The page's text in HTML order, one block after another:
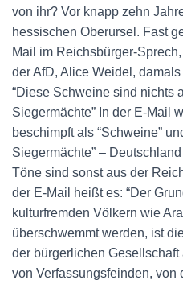
von ihr? Vor knapp zehn
hessischen Oberursel. Fast
Mail im Reichsbürger-
der AfD, Alice Weidel,
“Diese Schweine sind nichts
Siegermächte” In der E-Mail
beschimpft als “Schweine”
Siegermächte” –
Töne sind sonst aus der
der E-Mail heißt es: “Der
kulturfremden Völkern wie
überschwemmt werden, ist
der bürgerlichen
von Verfassungsfeinden, von